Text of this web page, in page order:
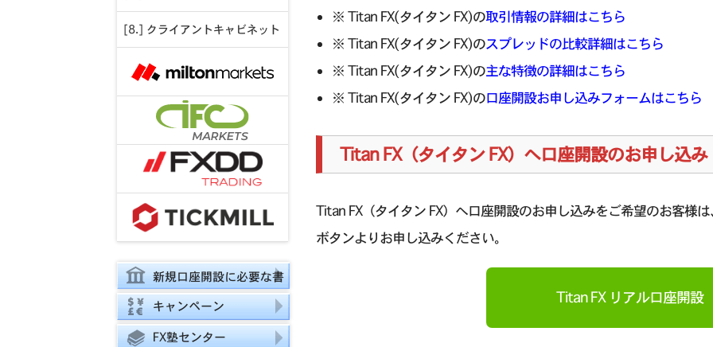
[8.] クライアントキャビネット
新規口座開設に必要な書
類
キャンペーン
FX塾センター
※ Titan FX(タイタン FX)の取引情報の詳細はこちら
※ Titan FX(タイタン FX)のスプレッドの比較詳細はこちら
※ Titan FX(タイタン FX)の主な特徴の詳細はこちら
※ Titan FX(タイタン FX)の口座開設お申し込みフォームはこちら
Titan FX（タイタン FX）へ口座開設のお申し込み
Titan FX（タイタン FX）へ口座開設のお申し込みをご希望のお客様
ボタンよりお申し込みください。
Titan FX リアル口座開設